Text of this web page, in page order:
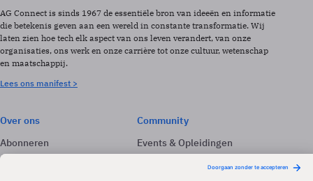
AG Connect is sinds 1967 de essentiële bron van ideeën en informatie
die betekenis geven aan een wereld in constante transformatie. Wij
laten zien hoe tech elk aspect van ons leven verandert, van onze
organisaties, ons werk en onze carrière tot onze cultuur, wetenschap
en maatschappij.
Lees ons manifest >
Over ons
Abonneren
Adverteren
Community
Events & Opleidingen
Nieuwsbrieven